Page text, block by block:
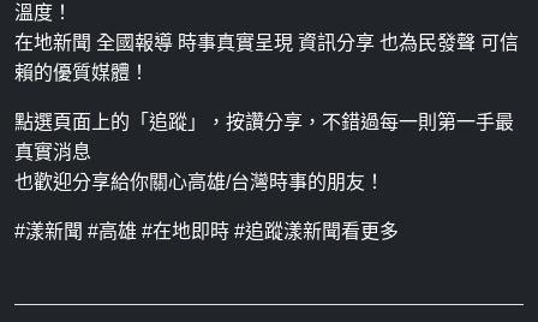
溫度！
在地新聞 全國報導 時事真實呈現 資訊分享 也為民發聲 可信
賴的優質媒體！
點選頁面上的「追蹤」，按讚分享，不錯過每一則第一手最
真實消息
也歡迎分享給你關心高雄/台灣時事的朋友！
#漾新聞 #高雄 #在地即時 #追蹤漾新聞看更多